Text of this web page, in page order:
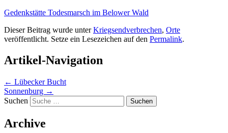
Gedenkstätte Todesmarsch im Belower Wald
Dieser Beitrag wurde unterKriegsendverbrechen, Orte
veröffentlicht. Setze ein Lesezeichen auf den Permalink.
Artikel-Navigation
← Lübecker Bucht
Sonnenburg →
Suchen
Archive